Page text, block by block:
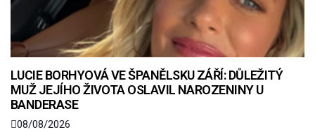
LUCIE BORHYOVÁ VE ŠPANĚLSKU ZÁŘÍ: DŮLEŽITÝ
MUŽ JEJÍHO ŽIVOTA OSLAVIL NAROZENINY U
BANDERASE
08/08/2026